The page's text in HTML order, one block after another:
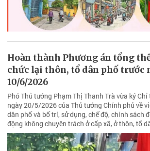
Hoàn thành Phương án tổng
chức lại thôn, tổ dân phố trước
10/6/2026
Phó Thủ tướng Phạm Thị Thanh Trà vừa ký Chỉ
ngày 20/5/2026 của Thủ tướng Chính phủ về
dân phố và bố trí, sử dụng, chế độ, chính sách
động không chuyên trách ở cấp xã, ở thôn, tổ